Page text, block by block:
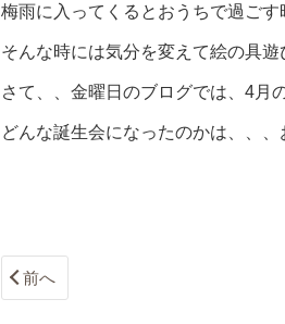
梅雨に入ってくるとおうちで過ご
そんな時には気分を変えて絵の具
さて、、金曜日のブログでは、4月
どんな誕生会になったのかは、、、
前へ